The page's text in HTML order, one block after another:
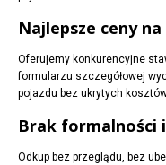
Najlepsze ceny
Oferujemy konkurencyjne
formularzu szczegółowej
pojazdu bez ukrytych
Brak formalności
Odkup bez przeglądu, bez